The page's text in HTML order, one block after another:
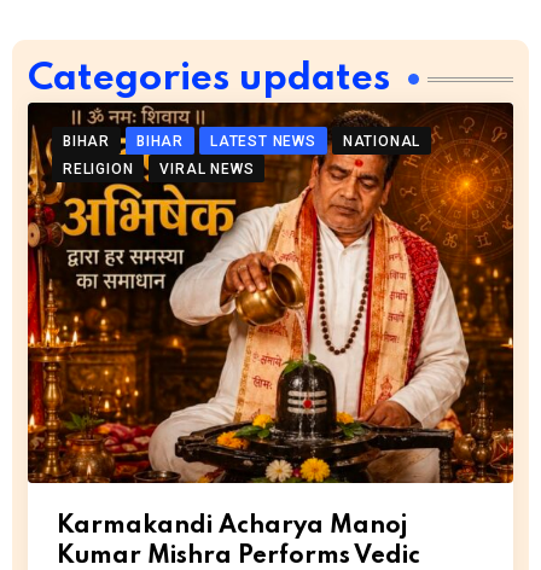
Categories updates
BIHAR BIHAR LATEST NEWS
NATIONAL
RELIGION
VIRAL NEWS
Karmakandi Acharya Manoj
Kumar Mishra Performs Vedic